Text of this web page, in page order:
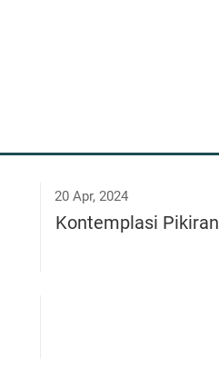
20 Apr, 2024
Kontemplasi Pikiran